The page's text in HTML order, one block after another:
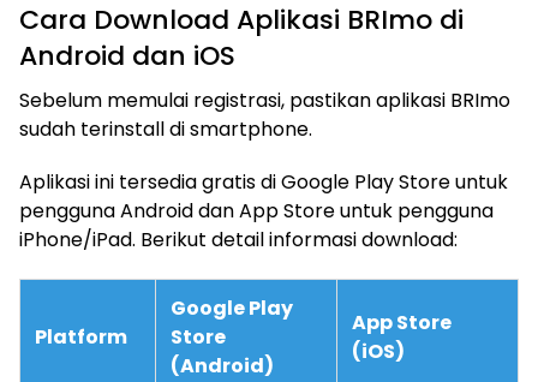
Cara Download Aplikasi BRImo di
Android dan iOS
Sebelum memulai registrasi, pastikan aplikasi BRImo
sudah terinstall di smartphone.
Aplikasi ini tersedia gratis di Google Play Store untuk
pengguna Android dan App Store untuk pengguna
iPhone/iPad. Berikut detail informasi download:
Platform
Google Play
Store
(Android)
App Store
(iOS)